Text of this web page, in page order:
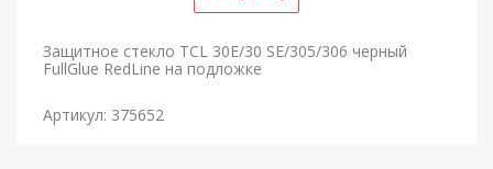
Защитное стекло TCL 30E/30 SE/305/306 черный
FullGlue RedLine на подложке
Артикул: 375652